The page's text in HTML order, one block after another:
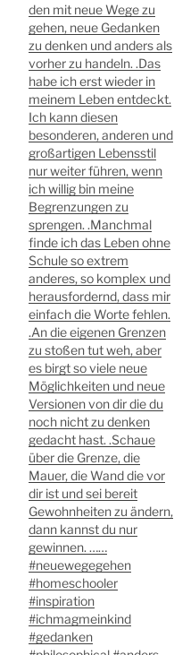
den mit neue Wege zu
gehen, neue Gedanken
zu denken und anders als
vorher zu handeln. .Das
habe ich erst wieder in
meinem Leben entdeckt.
Ich kann diesen
besonderen, anderen und
großartigen Lebensstil
nur weiter führen, wenn
ich willig bin meine
Begrenzungen zu
sprengen. .Manchmal
finde ich das Leben ohne
Schule so extrem
anderes, so komplex und
herausfordernd, dass mir
einfach die Worte fehlen.
.An die eigenen Grenzen
zu stoßen tut weh, aber
es birgt so viele neue
Möglichkeiten und neue
Versionen von dir die du
noch nicht zu denken
gedacht hast. .Schaue
über die Grenze, die
Mauer, die Wand die vor
dir ist und sei bereit
Gewohnheiten zu ändern,
dann kannst du nur
gewinnen. ️……
#neuewegegehen
#homeschooler
#inspiration
#ichmagmeinkind
#gedanken